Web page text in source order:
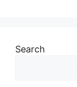
Search